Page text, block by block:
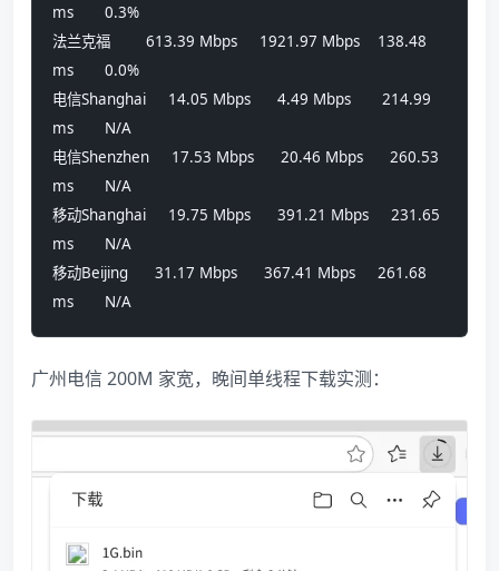
ms       0.3%
法兰克福        613.39 Mbps     1921.97 Mbps    138.48
ms       0.0%
电信Shanghai     14.05 Mbps      4.49 Mbps       214.99
ms       N/A
电信Shenzhen     17.53 Mbps      20.46 Mbps      260.53
ms       N/A
移动Shanghai     19.75 Mbps      391.21 Mbps     231.65
ms       N/A
移动Beijing      31.17 Mbps      367.41 Mbps     261.68
ms       N/A
广州电信 200M 家宽，晚间单线程下载实测：